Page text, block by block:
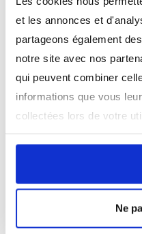
et les annonces et
partageons également
notre site avec nos
qui peuvent combiner
informations que vous
collectées lors de votre
Ne
destruction
Contrôle et fermeture
Nous trouverons la
plus efficace et la plus
vos façades. Nous
Les pigeons et
Volatile privilégié et
souille et dégrade les